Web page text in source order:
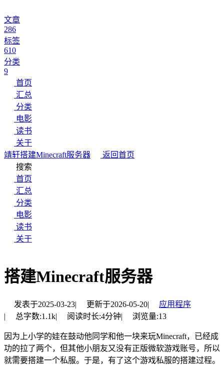
文章
286
标签
610
分类
9
首页
汇总
分类
电影
读书
关于
靖轩搭建Minecraft服务器
返回首页
搜索
首页
汇总
分类
电影
读书
关于
搭建Minecraft服务器
发表于2025-03-23| 更新于2026-05-20|
应用程序
|
总字数:1.1k| 阅读时长:4分钟| 浏览量:13
因为上小学的娃在鼓动他同学和他一块来玩Minecraft，已经成
功的拉了两个，但其他小朋友又没有正版微软游戏账号，所以
就需要搭建一个私服。于是，有了这个游戏私服的搭建过程。